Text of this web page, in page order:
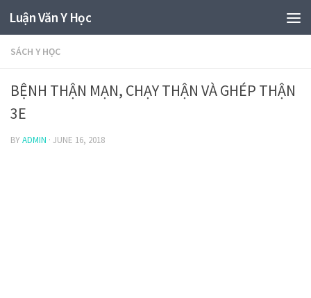
Luận Văn Y Học
SÁCH Y HỌC
BỆNH THẬN MẠN, CHẠY THẬN VÀ GHÉP THẬN
3E
BYADMIN · JUNE 16, 2018